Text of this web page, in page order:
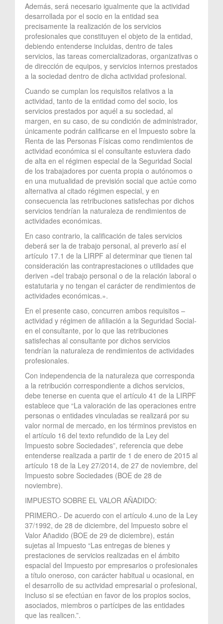
Además, será necesario igualmente que la actividad
desarrollada por el socio en la entidad sea
precisamente la realización de los servicios
profesionales que constituyen el objeto de la entidad,
debiendo entenderse incluidas, dentro de tales
servicios, las tareas comercializadoras, organizativas o
de dirección de equipos, y servicios internos prestados
a la sociedad dentro de dicha actividad profesional.
Cuando se cumplan los requisitos relativos a la
actividad, tanto de la entidad como del socio, los
servicios prestados por aquél a su sociedad, al
margen, en su caso, de su condición de administrador,
únicamente podrán calificarse en el Impuesto sobre la
Renta de las Personas Físicas como rendimientos de
actividad económica si el consultante estuviera dado
de alta en el régimen especial de la Seguridad Social
de los trabajadores por cuenta propia o autónomos o
en una mutualidad de previsión social que actúe como
alternativa al citado régimen especial, y en
consecuencia las retribuciones satisfechas por dichos
servicios tendrían la naturaleza de rendimientos de
actividades económicas.
En caso contrario, la calificación de tales servicios
deberá ser la de trabajo personal, al preverlo así el
artículo 17.1 de la LIRPF al determinar que tienen tal
consideración las contraprestaciones o utilidades que
deriven «del trabajo personal o de la relación laboral o
estatutaria y no tengan el carácter de rendimientos de
actividades económicas.».
En el presente caso, concurren ambos requisitos –
actividad y régimen de afiliación a la Seguridad Social-
en el consultante, por lo que las retribuciones
satisfechas al consultante por dichos servicios
tendrían la naturaleza de rendimientos de actividades
profesionales.
Con independencia de la naturaleza que corresponda
a la retribución correspondiente a dichos servicios,
debe tenerse en cuenta que el artículo 41 de la LIRPF
establece que “La valoración de las operaciones entre
personas o entidades vinculadas se realizará por su
valor normal de mercado, en los términos previstos en
el artículo 16 del texto refundido de la Ley del
Impuesto sobre Sociedades”, referencia que debe
entenderse realizada a partir de 1 de enero de 2015 al
artículo 18 de la Ley 27/2014, de 27 de noviembre, del
Impuesto sobre Sociedades (BOE de 28 de
noviembre).
IMPUESTO SOBRE EL VALOR AÑADIDO:
PRIMERO.- De acuerdo con el artículo 4.uno de la Ley
37/1992, de 28 de diciembre, del Impuesto sobre el
Valor Añadido (BOE de 29 de diciembre), están
sujetas al Impuesto “Las entregas de bienes y
prestaciones de servicios realizadas en el ámbito
espacial del Impuesto por empresarios o profesionales
a título oneroso, con carácter habitual u ocasional, en
el desarrollo de su actividad empresarial o profesional,
incluso si se efectúan en favor de los propios socios,
asociados, miembros o partícipes de las entidades
que las realicen.”.